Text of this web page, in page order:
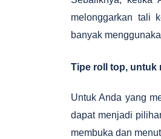
melonggarkan tali
banyak
Tipe roll top, untuk
Untuk Anda yang
dapat menjadi
membuka dan